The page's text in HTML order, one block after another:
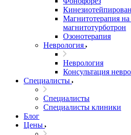
Магнитотерапия на
магнитотурботрон
Озонотерапия
Неврология
Неврология
Консультация
Специалисты
Специалисты
Специалисты клиники
Блог
Цены